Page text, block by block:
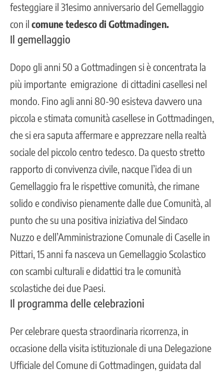
festeggiare il 31esimo anniversario del Gemellaggio
con il comune tedesco di Gottmadingen.
Il gemellaggio
Dopo gli anni 50 a Gottmadingen si è concentrata la
più importante emigrazione di cittadini casellesi nel
mondo. Fino agli anni 80-90 esisteva davvero una
piccola e stimata comunità casellese in Gottmadingen
che si era saputa affermare e apprezzare nella realtà
sociale del piccolo centro tedesco. Da questo stretto
rapporto di convivenza civile, nacque l’idea di un
Gemellaggio fra le rispettive comunità, che rimane
solido e condiviso pienamente dalle due Comunità, al
punto che su una positiva iniziativa del Sindaco
Nuzzo e dell’Amministrazione Comunale di Caselle in
Pittari, 15 anni fa nasceva un Gemellaggio Scolastico
con scambi culturali e didattici tra le comunità
scolastiche dei due Paesi.
Il programma delle celebrazioni
Per celebrare questa straordinaria ricorrenza, in
occasione della visita istituzionale di una Delegazione
Ufficiale del Comune di Gottmadingen, guidata dal